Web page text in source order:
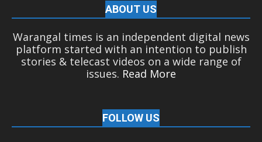
ABOUT US
Warangal times is an independent digital news
platform started with an intention to publish
stories & telecast videos on a wide range of
issues. Read More
FOLLOW US